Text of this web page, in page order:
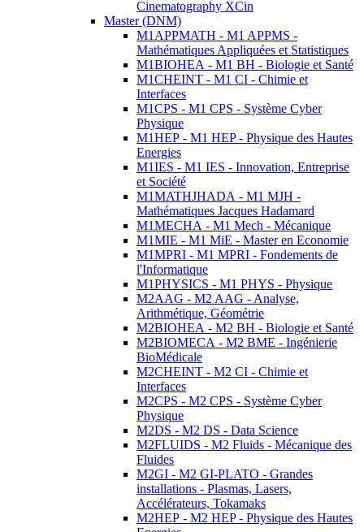
Cinematography XCin
Master (DNM)
M1APPMATH - M1 APPMS -
Mathématiques Appliquées et Statistiques
M1BIOHEA - M1 BH - Biologie et Santé
M1CHEINT - M1 CI - Chimie et
Interfaces
M1CPS - M1 CPS - Système Cyber
Physique
M1HEP - M1 HEP - Physique des Hautes
Energies
M1IES - M1 IES - Innovation, Entreprise
et Société
M1MATHJHADA - M1 MJH -
Mathématiques Jacques Hadamard
M1MECHA - M1 Mech - Mécanique
M1MIE - M1 MiE - Master en Economie
M1MPRI - M1 MPRI - Fondements de
l'Informatique
M1PHYSICS - M1 PHYS - Physique
M2AAG - M2 AAG - Analyse,
Arithmétique, Géométrie
M2BIOHEA - M2 BH - Biologie et Santé
M2BIOMECA - M2 BME - Ingénierie
BioMédicale
M2CHEINT - M2 CI - Chimie et
Interfaces
M2CPS - M2 CPS - Système Cyber
Physique
M2DS - M2 DS - Data Science
M2FLUIDS - M2 Fluids - Mécanique des
Fluides
M2GI - M2 GI-PLATO - Grandes
installations - Plasmas, Lasers,
Accélérateurs, Tokamaks
M2HEP - M2 HEP - Physique des Hautes